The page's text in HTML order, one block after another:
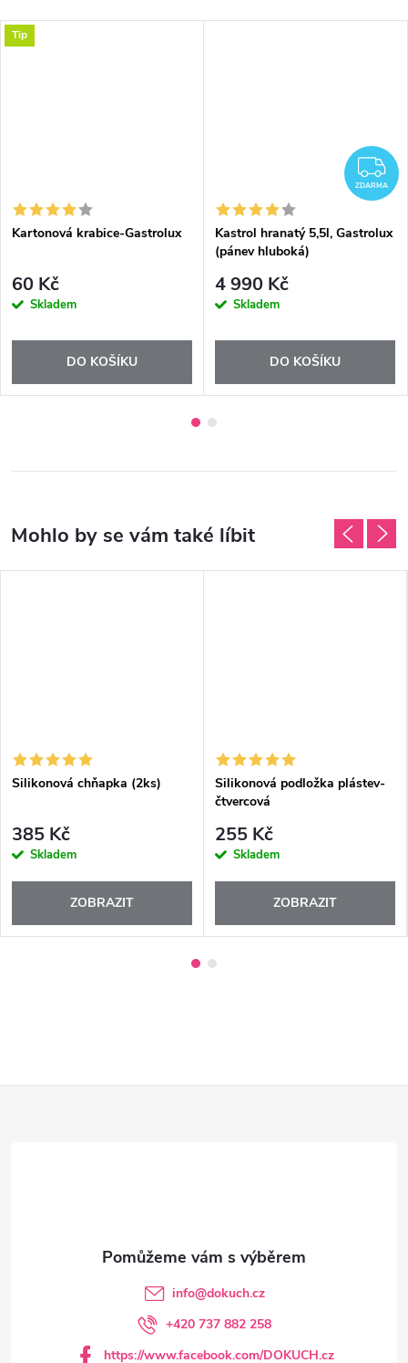
Tip
Kartonová krabice-Gastrolux
60 Kč
Skladem
DO KOŠÍKU
ZDARMA
Kastrol hranatý 5,5l, Gastrolux
(pánev hluboká)
4 990 Kč
Skladem
DO KOŠÍKU
Silikonová chňapka (2ks)
385 Kč
Skladem
ZOBRAZIT
Silikonová podložka plástev-
čtvercová
255 Kč
Skladem
ZOBRAZIT
info@dokuch.cz
+420 737 882 258
https://www.facebook.com/DOKUCH.cz